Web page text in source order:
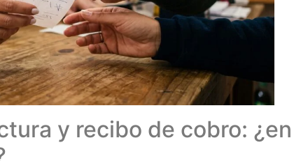
y recibo de cobro: ¿en